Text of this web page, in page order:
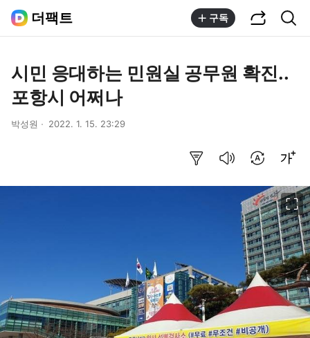
더팩트 구독
시민 응대하는 민원실 공무원 확진..
포항시 어쩌나
박성원 2022. 1. 15. 23:29